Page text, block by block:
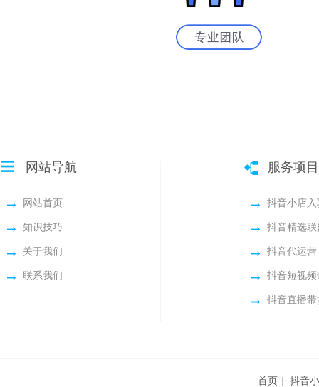
网站首页
知识技巧
关于我们
联系我们
抖音小店入
抖音精选
抖音代运营
抖音短视频
抖音直播带
网站导航 服务项目
首页 抖音